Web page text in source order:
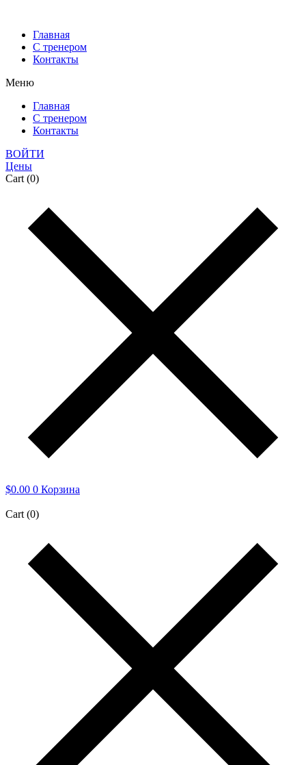
Главная
С тренером
Контакты
Меню
Главная
С тренером
Контакты
ВОЙТИ
Цены
Cart (0)
$0.00 0 Корзина
Cart (0)